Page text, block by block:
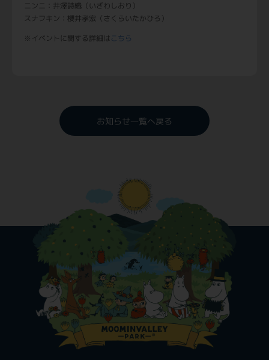
ニンニ：井澤詩織（いざわしおり）
スナフキン：櫻井孝宏（さくらいたかひろ）
※イベントに関する詳細は こちら
お知らせ一覧へ戻る